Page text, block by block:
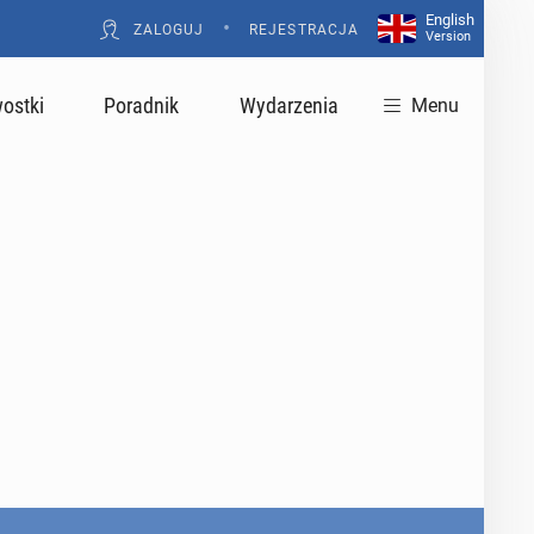
ZALOGUJ • REJESTRACJA
English
Version
Poradnik Wydarzenia Menu